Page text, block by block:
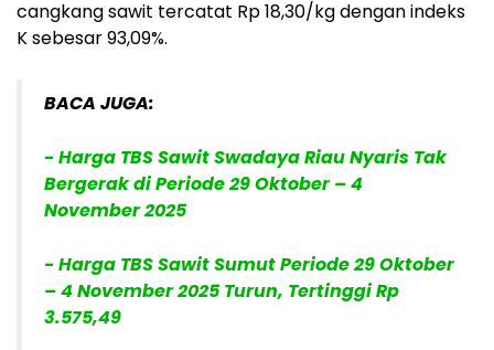
cangkang sawit tercatat Rp 18,30/kg dengan indeks
K sebesar 93,09%.
BACA JUGA:
- Harga TBS Sawit Swadaya Riau Nyaris Tak
Bergerak di Periode 29 Oktober – 4
November 2025
- Harga TBS Sawit Sumut Periode 29 Oktober
– 4 November 2025 Turun, Tertinggi Rp
3.575,49